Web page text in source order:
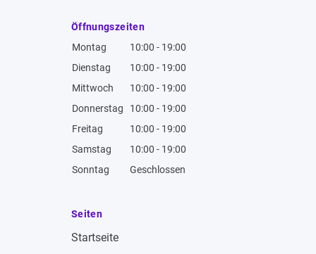
Öffnungszeiten
Montag
10:00 - 19:00
Dienstag
10:00 - 19:00
Mittwoch
10:00 - 19:00
Donnerstag
10:00 - 19:00
Freitag
10:00 - 19:00
Samstag
10:00 - 19:00
Sonntag
Geschlossen
Seiten
Startseite